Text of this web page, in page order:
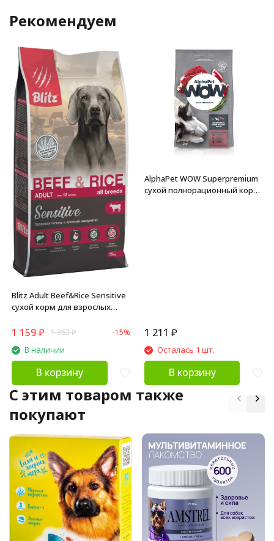
Рекомендуем
Blitz Adult Beef&Rice Sensitive
сухой корм для взрослых
чувствительным
рисом - 1,8 кг
1 159₽ 1 363₽ -15%
В наличии
В корзину
AlphaPet WOW Superpremium
сухой полнорационный корм
1 211 ₽
Осталась 1 шт.
В корзину
C этим товаром также
покупают